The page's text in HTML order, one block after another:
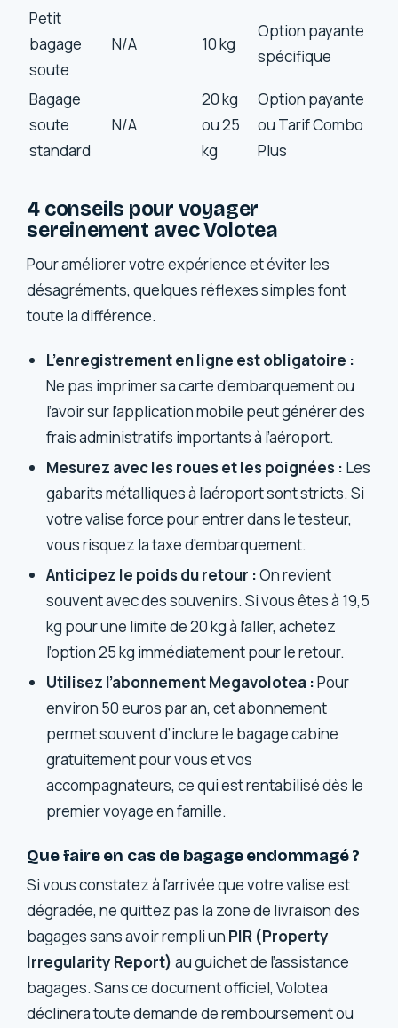
Petit
bagage
soute
N/A 10 kg
Option payante
spécifique
Bagage
soute
standard
N/A
20 kg
ou 25
kg
Option payante
ou Tarif Combo
Plus
4 conseils pour voyager
sereinement avec Volotea
Pour améliorer votre expérience et éviter les
désagréments, quelques réflexes simples font
toute la différence.
L’enregistrement en ligne est obligatoire :
Ne pas imprimer sa carte d’embarquement ou
l’avoir sur l’application mobile peut générer des
frais administratifs importants à l’aéroport.
Mesurez avec les roues et les poignées : Les
gabarits métalliques à l’aéroport sont stricts. Si
votre valise force pour entrer dans le testeur,
vous risquez la taxe d’embarquement.
Anticipez le poids du retour :On revient
souvent avec des souvenirs. Si vous êtes à 19,5
kg pour une limite de 20 kg à l’aller, achetez
l’option 25 kg immédiatement pour le retour.
Utilisez l’abonnement Megavolotea :Pour
environ 50 euros par an, cet abonnement
permet souvent d’inclure le bagage cabine
gratuitement pour vous et vos
accompagnateurs, ce qui est rentabilisé dès le
premier voyage en famille.
Que faire en cas de bagage endommagé ?
Si vous constatez à l’arrivée que votre valise est
dégradée, ne quittez pas la zone de livraison des
bagages sans avoir rempli un PIR (Property
Irregularity Report) au guichet de l’assistance
bagages. Sans ce document officiel, Volotea
déclinera toute demande de remboursement ou